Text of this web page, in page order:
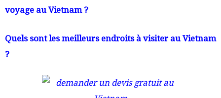
voyage au Vietnam ?
Quels sont les meilleurs endroits à visiter au Vietnam
?